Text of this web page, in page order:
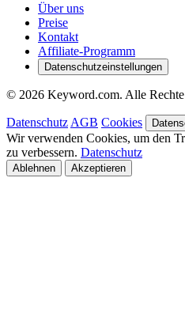
Über uns
Preise
Kontakt
Affiliate-Programm
Datenschutzeinstellungen
© 2026 Keyword.com. Alle Rechte
Datenschutz AGB Cookies
Wir verwenden Cookies, um den
zu verbessern. Datenschutz
Ablehnen Akzeptieren